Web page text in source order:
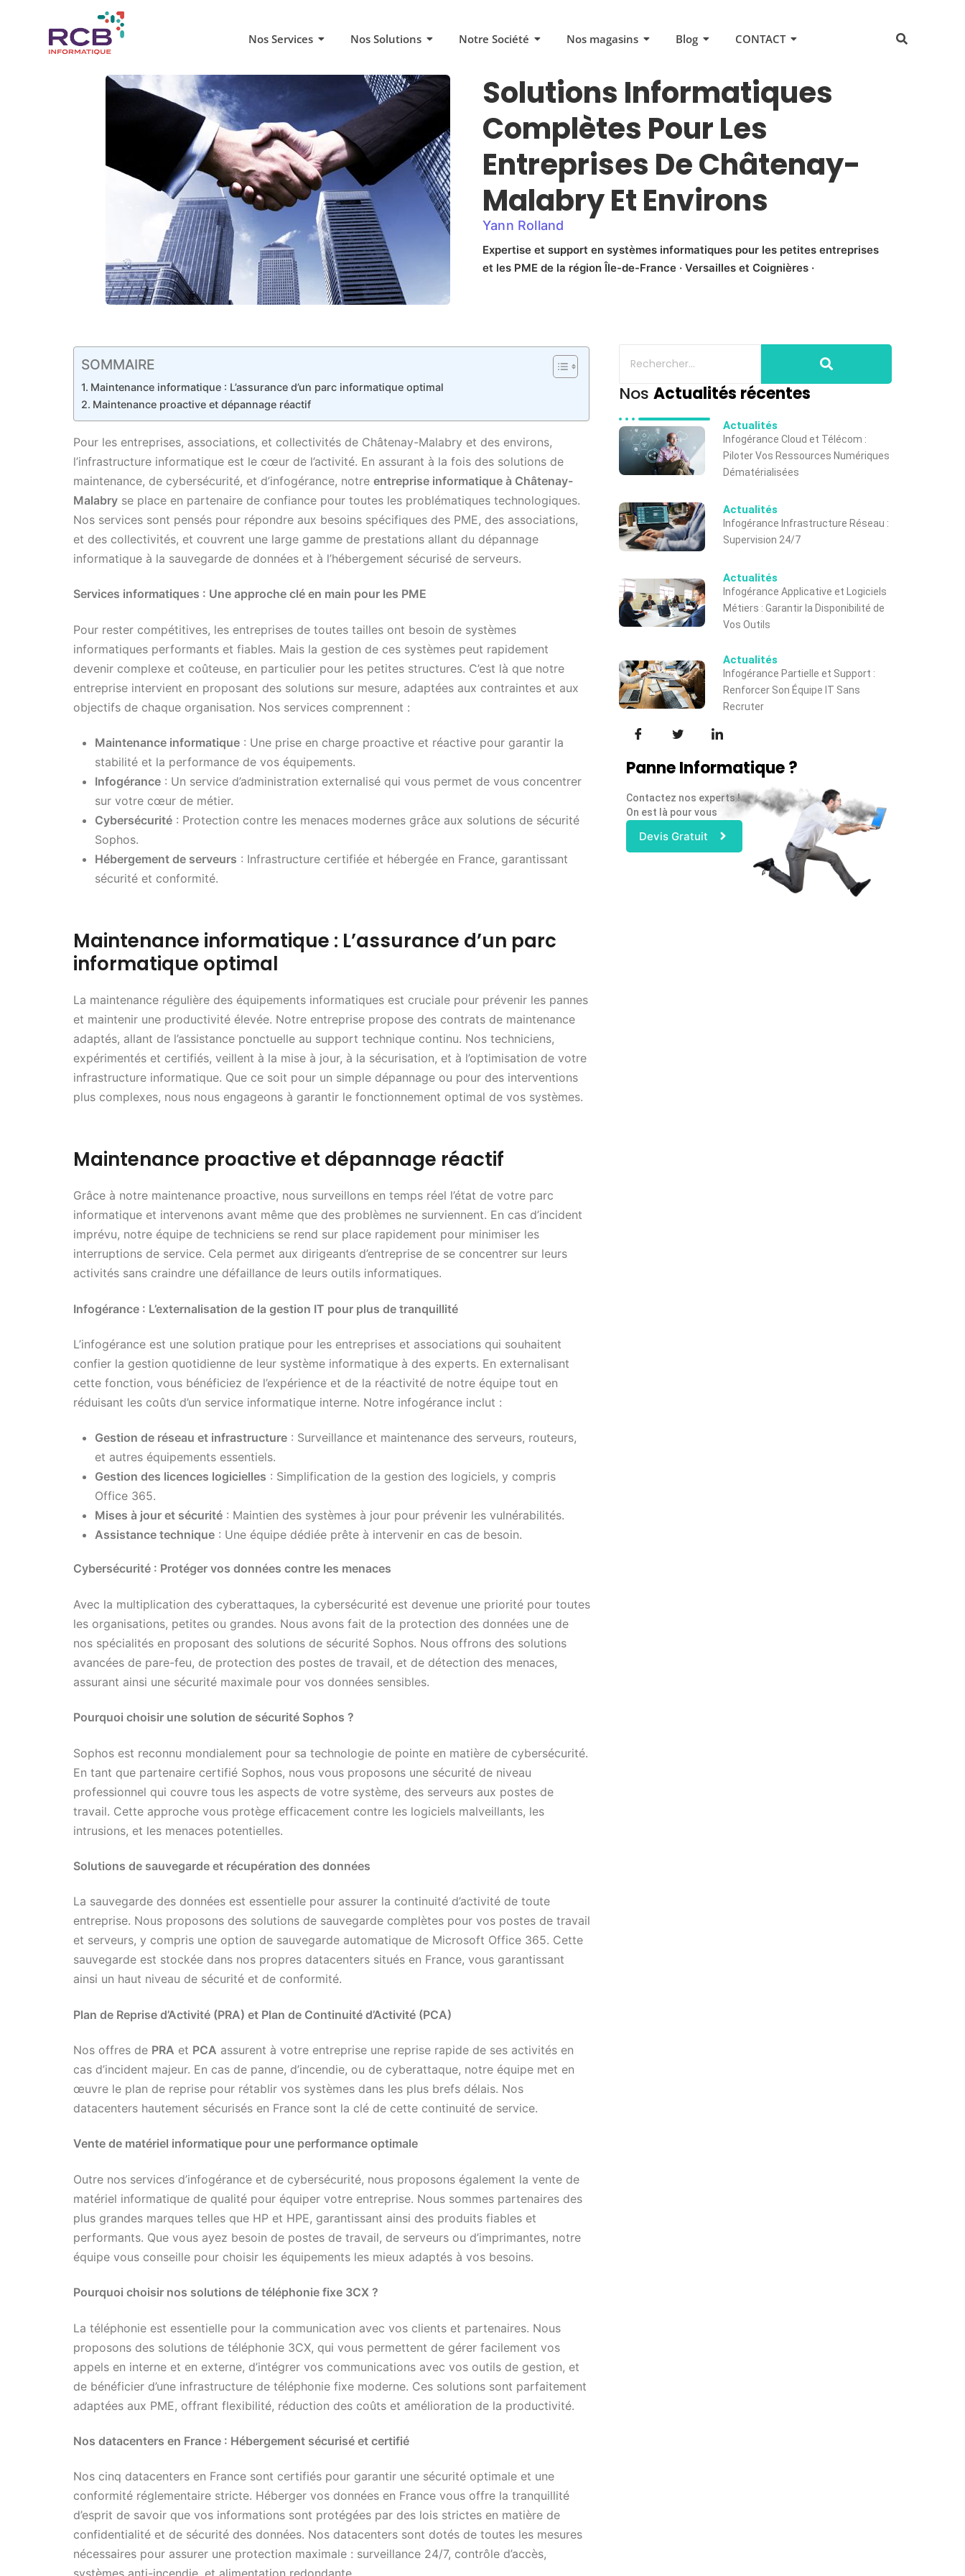
Nos Services Nos Solutions Notre Société Nos magasins Blog CONTACT
Solutions Informatiques
Complètes Pour Les
Entreprises De Châtenay-
Malabry Et Environs
Yann Rolland
Expertise et support en systèmes informatiques pour les petites entreprises
et les PME de la région Île-de-France · Versailles et Coignières ·
SOMMAIRE
Maintenance informatique : L’assurance d’un parc informatique optimal
Maintenance proactive et dépannage réactif
Pour les entreprises, associations, et collectivités de Châtenay-Malabry et des environs,
l’infrastructure informatique est le cœur de l’activité. En assurant à la fois des solutions de
maintenance, de cybersécurité, et d’infogérance, notre entreprise informatique à Châtenay-
Malabry se place en partenaire de confiance pour toutes les problématiques technologiques.
Nos services sont pensés pour répondre aux besoins spécifiques des PME, des associations,
et des collectivités, et couvrent une large gamme de prestations allant du dépannage
informatique à la sauvegarde de données et à l’hébergement sécurisé de serveurs.
Services informatiques : Une approche clé en main pour les PME
Pour rester compétitives, les entreprises de toutes tailles ont besoin de systèmes
informatiques performants et fiables. Mais la gestion de ces systèmes peut rapidement
devenir complexe et coûteuse, en particulier pour les petites structures. C’est là que notre
entreprise intervient en proposant des solutions sur mesure, adaptées aux contraintes et aux
objectifs de chaque organisation. Nos services comprennent :
Maintenance informatique : Une prise en charge proactive et réactive pour garantir la
stabilité et la performance de vos équipements.
Infogérance : Un service d’administration externalisé qui vous permet de vous concentrer
sur votre cœur de métier.
Cybersécurité : Protection contre les menaces modernes grâce aux solutions de sécurité
Sophos.
Hébergement de serveurs : Infrastructure certifiée et hébergée en France, garantissant
sécurité et conformité.
Maintenance informatique : L’assurance d’un parc
informatique optimal
La maintenance régulière des équipements informatiques est cruciale pour prévenir les pannes
et maintenir une productivité élevée. Notre entreprise propose des contrats de maintenance
adaptés, allant de l’assistance ponctuelle au support technique continu. Nos techniciens,
expérimentés et certifiés, veillent à la mise à jour, à la sécurisation, et à l’optimisation de votre
infrastructure informatique. Que ce soit pour un simple dépannage ou pour des interventions
plus complexes, nous nous engageons à garantir le fonctionnement optimal de vos systèmes.
Maintenance proactive et dépannage réactif
Grâce à notre maintenance proactive, nous surveillons en temps réel l’état de votre parc
informatique et intervenons avant même que des problèmes ne surviennent. En cas d’incident
imprévu, notre équipe de techniciens se rend sur place rapidement pour minimiser les
interruptions de service. Cela permet aux dirigeants d’entreprise de se concentrer sur leurs
activités sans craindre une défaillance de leurs outils informatiques.
Infogérance : L’externalisation de la gestion IT pour plus de tranquillité
L’infogérance est une solution pratique pour les entreprises et associations qui souhaitent
confier la gestion quotidienne de leur système informatique à des experts. En externalisant
cette fonction, vous bénéficiez de l’expérience et de la réactivité de notre équipe tout en
réduisant les coûts d’un service informatique interne. Notre infogérance inclut :
Gestion de réseau et infrastructure : Surveillance et maintenance des serveurs, routeurs,
et autres équipements essentiels.
Gestion des licences logicielles : Simplification de la gestion des logiciels, y compris
Office 365.
Mises à jour et sécurité : Maintien des systèmes à jour pour prévenir les vulnérabilités.
Assistance technique : Une équipe dédiée prête à intervenir en cas de besoin.
Cybersécurité : Protéger vos données contre les menaces
Avec la multiplication des cyberattaques, la cybersécurité est devenue une priorité pour toutes
les organisations, petites ou grandes. Nous avons fait de la protection des données une de
nos spécialités en proposant des solutions de sécurité Sophos. Nous offrons des solutions
avancées de pare-feu, de protection des postes de travail, et de détection des menaces,
assurant ainsi une sécurité maximale pour vos données sensibles.
Pourquoi choisir une solution de sécurité Sophos ?
Sophos est reconnu mondialement pour sa technologie de pointe en matière de cybersécurité.
En tant que partenaire certifié Sophos, nous vous proposons une sécurité de niveau
professionnel qui couvre tous les aspects de votre système, des serveurs aux postes de
travail. Cette approche vous protège efficacement contre les logiciels malveillants, les
intrusions, et les menaces potentielles.
Solutions de sauvegarde et récupération des données
La sauvegarde des données est essentielle pour assurer la continuité d’activité de toute
entreprise. Nous proposons des solutions de sauvegarde complètes pour vos postes de travail
et serveurs, y compris une option de sauvegarde automatique de Microsoft Office 365. Cette
sauvegarde est stockée dans nos propres datacenters situés en France, vous garantissant
ainsi un haut niveau de sécurité et de conformité.
Plan de Reprise d’Activité (PRA) et Plan de Continuité d’Activité (PCA)
Nos offres de PRA et PCA assurent à votre entreprise une reprise rapide de ses activités en
cas d’incident majeur. En cas de panne, d’incendie, ou de cyberattaque, notre équipe met en
œuvre le plan de reprise pour rétablir vos systèmes dans les plus brefs délais. Nos
datacenters hautement sécurisés en France sont la clé de cette continuité de service.
Vente de matériel informatique pour une performance optimale
Outre nos services d’infogérance et de cybersécurité, nous proposons également la vente de
matériel informatique de qualité pour équiper votre entreprise. Nous sommes partenaires des
plus grandes marques telles que HP et HPE, garantissant ainsi des produits fiables et
performants. Que vous ayez besoin de postes de travail, de serveurs ou d’imprimantes, notre
équipe vous conseille pour choisir les équipements les mieux adaptés à vos besoins.
Pourquoi choisir nos solutions de téléphonie fixe 3CX ?
La téléphonie est essentielle pour la communication avec vos clients et partenaires. Nous
proposons des solutions de téléphonie 3CX, qui vous permettent de gérer facilement vos
appels en interne et en externe, d’intégrer vos communications avec vos outils de gestion, et
de bénéficier d’une infrastructure de téléphonie fixe moderne. Ces solutions sont parfaitement
adaptées aux PME, offrant flexibilité, réduction des coûts et amélioration de la productivité.
Nos datacenters en France : Hébergement sécurisé et certifié
Nos cinq datacenters en France sont certifiés pour garantir une sécurité optimale et une
conformité réglementaire stricte. Héberger vos données en France vous offre la tranquillité
d’esprit de savoir que vos informations sont protégées par des lois strictes en matière de
confidentialité et de sécurité des données. Nos datacenters sont dotés de toutes les mesures
nécessaires pour assurer une protection maximale : surveillance 24/7, contrôle d’accès,
Nos Actualités récentes
Actualités
Infogérance Cloud et Télécom :
Piloter Vos Ressources Numériques
Dématérialisées
Actualités
Infogérance Infrastructure Réseau :
Supervision 24/7
Actualités
Infogérance Applicative et Logiciels
Métiers : Garantir la Disponibilité de
Vos Outils
Actualités
Infogérance Partielle et Support :
Renforcer Son Équipe IT Sans
Recruter
Panne Informatique ?
Contactez nos experts !
On est là pour vous
Devis Gratuit